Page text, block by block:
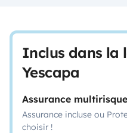
Inclus dans la
Yescapa
Assurance
Assurance incluse ou
choisir !